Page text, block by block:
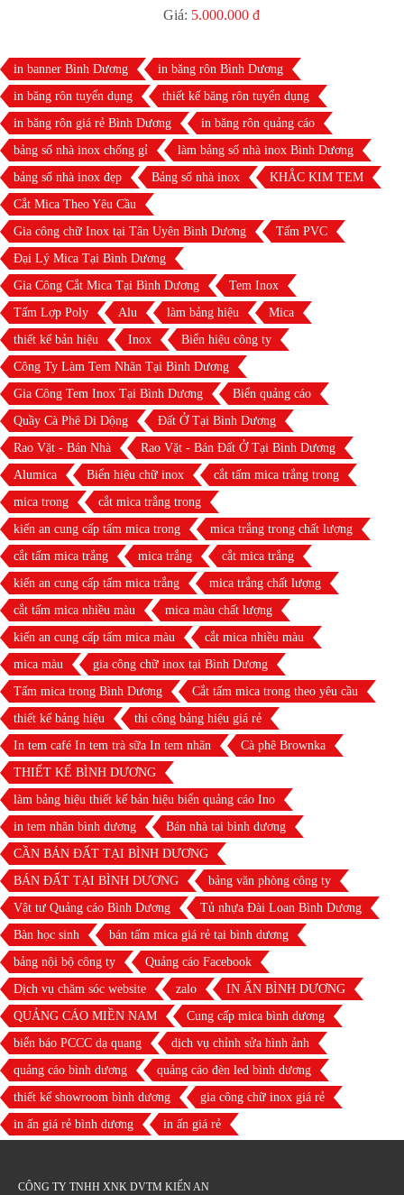
Giá: 5.000.000 đ
in banner Bình Dương
in băng rôn Bình Dương
in băng rôn tuyển dụng
thiết kế băng rôn tuyển dụng
in băng rôn giá rẻ Bình Dương
in băng rôn quảng cáo
bảng số nhà inox chống gỉ
làm bảng số nhà inox Bình Dương
bảng số nhà inox đẹp
Bảng số nhà inox
KHẮC KIM TEM
Cắt Mica Theo Yêu Cầu
Gia công chữ Inox tại Tân Uyên Bình Dương
Tấm PVC
Đại Lý Mica Tại Bình Dương
Gia Công Cắt Mica Tại Bình Dương
Tem Inox
Tấm Lợp Poly
Alu làm bảng hiệu
Mica
thiết kế bản hiệu
Inox
Biển hiệu công ty
Công Ty Làm Tem Nhãn Tại Bình Dương
Gia Công Tem Inox Tại Bình Dương
Biển quảng cáo
Quầy Cà Phê Di Dộng
Đất Ở Tại Bình Dương
Rao Vặt - Bán Nhà
Rao Vặt - Bán Đất Ở Tại Bình Dương
Alumica
Biển hiệu chữ inox
cắt tấm mica trắng trong
mica trong
cắt mica trắng trong
kiến an cung cấp tấm mica trong
mica trắng trong chất lượng
cắt tấm mica trắng
mica trắng
cắt mica trắng
kiến an cung cấp tấm mica trắng
mica trắng chất lượng
cắt tấm mica nhiều màu
mica màu chất lượng
kiến an cung cấp tấm mica màu
cắt mica nhiều màu
mica màu
gia công chữ inox tại Bình Dương
Tấm mica trong Bình Dương
Cắt tấm mica trong theo yêu cầu
thiết kế bảng hiệu
thi công bảng hiệu giá rẻ
In tem café In tem trà sữa In tem nhãn
Cà phê Brownka
THIẾT KẾ BÌNH DƯƠNG
làm bảng hiệu thiết kế bản hiệu biển quảng cáo Ino
in tem nhãn bình dương
Bán nhà tại bình dương
CẦN BÁN ĐẤT TẠI BÌNH DƯƠNG
BÁN ĐẤT TẠI BÌNH DƯƠNG
bảng văn phòng công ty
Vật tư Quảng cáo Bình Dương
Tủ nhựa Đài Loan Bình Dương
Bàn học sinh
bán tấm mica giá rẻ tại bình dương
bảng nội bộ công ty
Quảng cáo Facebook
Dịch vụ chăm sóc website
zalo
IN ẤN BÌNH DƯƠNG
QUẢNG CÁO MIỀN NAM
Cung cấp mica bình dương
biển báo PCCC dạ quang
dịch vụ chỉnh sửa hình ảnh
quảng cáo bình dương
quảng cáo đèn led bình dương
thiết kế showroom bình dương
gia công chữ inox giá rẻ
in ấn giá rẻ bình dương
in ấn giá rẻ
CÔNG TY TNHH XNK DVTM KIẾN AN